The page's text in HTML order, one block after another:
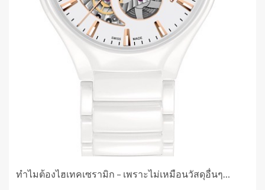
ทำไมต้องไฮเทคเซรามิก – เพราะไม่เหมือนวัสดุอื่นๆ…